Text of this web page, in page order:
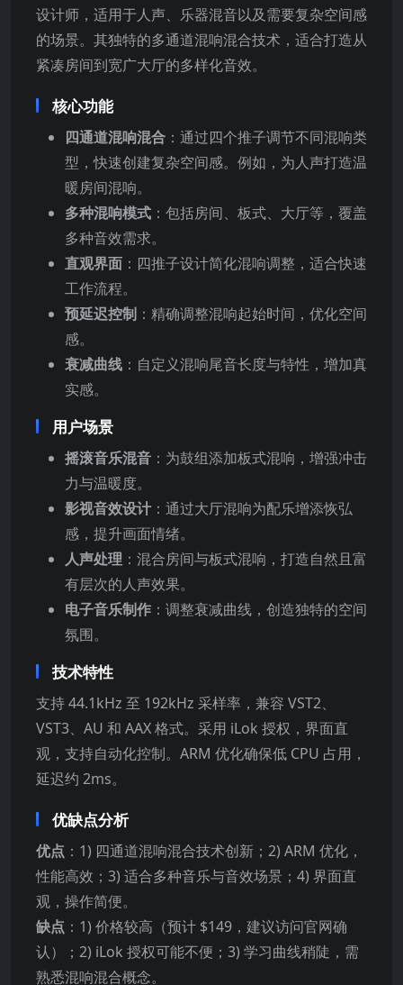
设计师，适用于人声、乐器混音以及需要复杂空间感
的场景。其独特的多通道混响混合技术，适合打造从
紧凑房间到宽广大厅的多样化音效。
核心功能
四通道混响混合 ：通过四个推子调节不同混响类
型，快速创建复杂空间感。例如，为人声打造温
暖房间混响。
多种混响模式 ：包括房间、板式、大厅等，覆盖
多种音效需求。
直观界面 ：四推子设计简化混响调整，适合快速
工作流程。
预延迟控制 ：精确调整混响起始时间，优化空间
感。
衰减曲线 ：自定义混响尾音长度与特性，增加真
实感。
用户场景
摇滚音乐混音 ：为鼓组添加板式混响，增强冲击
力与温暖度。
影视音效设计 ：通过大厅混响为配乐增添恢弘
感，提升画面情绪。
人声处理 ：混合房间与板式混响，打造自然且富
有层次的人声效果。
电子音乐制作 ：调整衰减曲线，创造独特的空间
氛围。
技术特性
支持 44.1kHz 至 192kHz 采样率，兼容 VST2、
VST3、AU 和 AAX 格式。采用 iLok 授权，界面直
观，支持自动化控制。ARM 优化确保低 CPU 占用，
延迟约 2ms。
优缺点分析
优点 ：1) 四通道混响混合技术创新；2) ARM 优化，
性能高效；3) 适合多种音乐与音效场景；4) 界面直
观，操作简便。
缺点 ：1) 价格较高（预计 $149，建议访问官网确
认）；2) iLok 授权可能不便；3) 学习曲线稍陡，需
熟悉混响混合概念。